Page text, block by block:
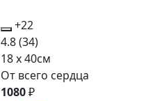
+22
4.8(34)
18 x 40см
От всего сердца
1080₽